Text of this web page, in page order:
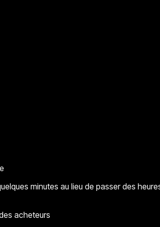
minutes au lieu de passer des
acheteurs